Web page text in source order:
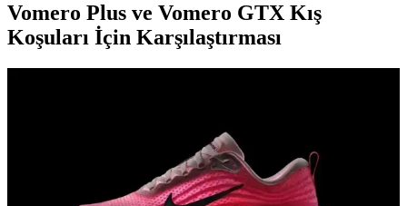
Vomero Plus ve Vomero GTX Kış
Koşuları İçin Karşılaştırması